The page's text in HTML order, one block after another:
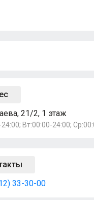
21/2, 1 этаж
Вт:00:00-24:00;
33-30-00